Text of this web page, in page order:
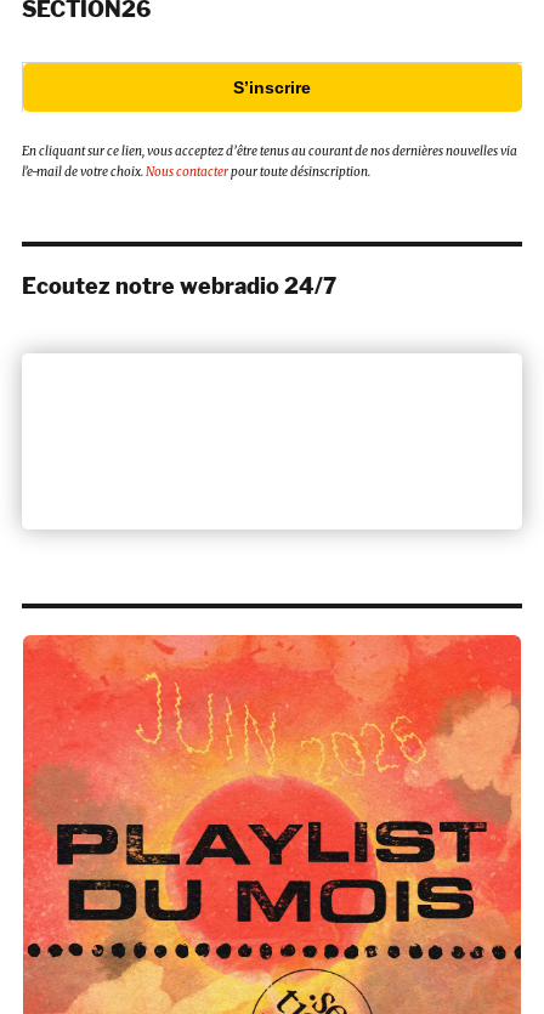
SECTION26
S’inscrire
En cliquant sur ce lien, vous acceptez d’être tenus au courant de nos dernières nouvelles via
l’e-mail de votre choix.Nous contacterpour toute désinscription.
Ecoutez notre webradio 24/7